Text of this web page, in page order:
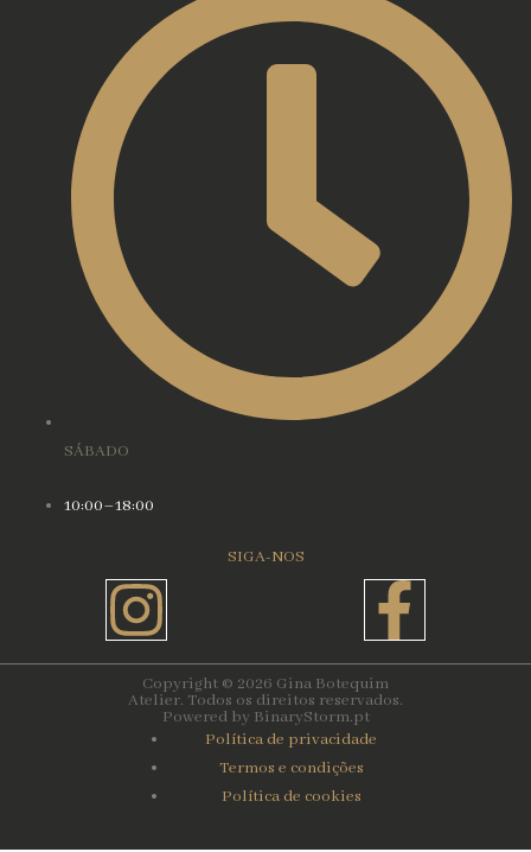
SÁBADO
10:00–18:00
SIGA-NOS
Instagram
f
Copyright © 2026 Gina Botequim
Atelier. Todos os direitos reservados.
Powered by BinaryStorm.pt
Política de privacidade
Termos e condições
Política de cookies